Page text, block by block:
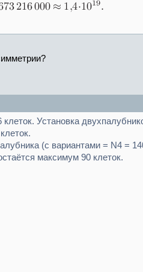
Установка
(с вариантами = N4 =
максимум 90 клеток.